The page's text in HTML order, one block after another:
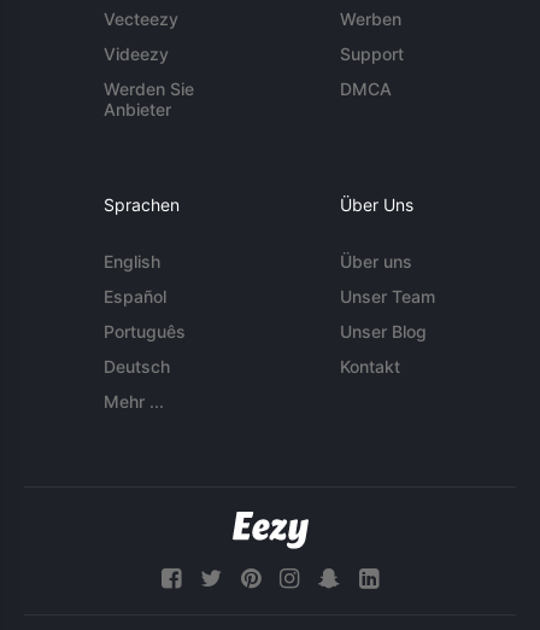
Vecteezy
Videezy
Werden Sie
Anbieter
Werben
Support
DMCA
Sprachen
English
Español
Português
Deutsch
Mehr ...
Über Uns
Über uns
Unser Team
Unser Blog
Kontakt